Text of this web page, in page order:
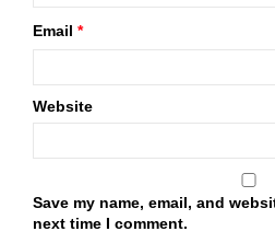
Email *
Website
Save my name, email, and
next time I comment.